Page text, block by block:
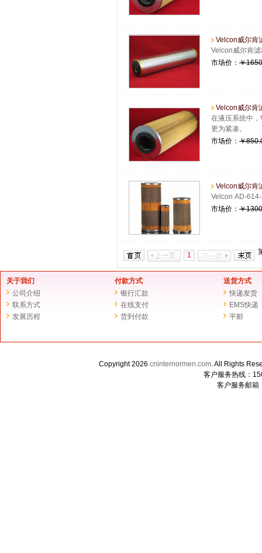
Velcon威尔肯
Velcon威尔肯
市场价： ￥
Velcon威尔肯
在液压系统中
更为紧凑。
市场价： ￥
Velcon威尔肯
Velcon AD-
市场价： ￥
1
关于我们
公司介绍
联系方式
发展历程
付款方式
银行汇款
在线支付
货到付款
送货方式
快递发货
EMS快递
平邮
Copyright 2026 cninternormen.com. All Rights
客户服务热线：
客户服务邮箱